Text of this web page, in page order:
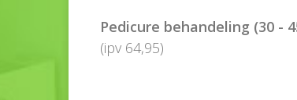
Pedicure behandeling (30 -
(ipv 64,95)